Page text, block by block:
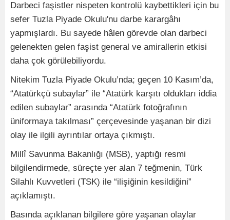
Darbeci faşistler nispeten kontrolü kaybettikleri için bu
sefer Tuzla Piyade Okulu'nu darbe karargâhı
yapmışlardı. Bu sayede hâlen görevde olan darbeci
gelenekten gelen faşist general ve amirallerin etkisi
daha çok görülebiliyordu.
Nitekim Tuzla Piyade Okulu’nda; geçen 10 Kasım’da,
“Atatürkçü subaylar” ile “Atatürk karşıtı oldukları iddia
edilen subaylar” arasında “Atatürk fotoğrafının
üniformaya takılması” çerçevesinde yaşanan bir dizi
olay ile ilgili ayrıntılar ortaya çıkmıştı.
Millî Savunma Bakanlığı (MSB), yaptığı resmi
bilgilendirmede, süreçte yer alan 7 teğmenin, Türk
Silahlı Kuvvetleri (TSK) ile “ilişiğinin kesildiğini”
açıklamıştı.
Basında açıklanan bilgilere göre yaşanan olaylar